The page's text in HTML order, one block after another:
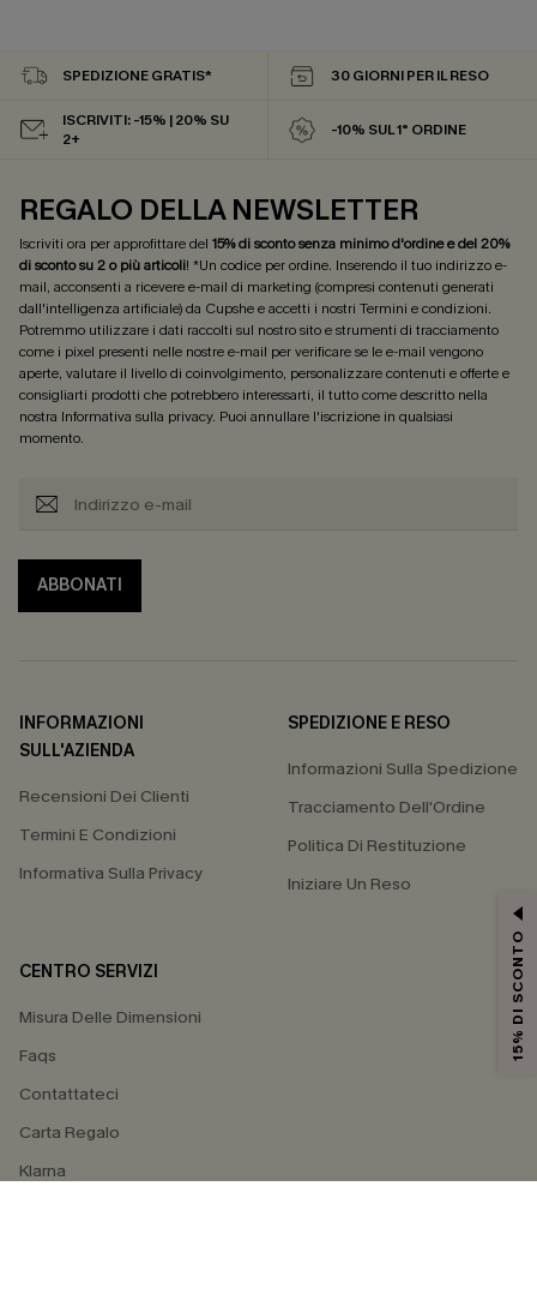
SPEDIZIONE GRATIS* 30 GIORNI PER IL RESO
ISCRIVITI: -15% | 20% SU
2+
-10% SUL 1° ORDINE
REGALO DELLA NEWSLETTER
Iscriviti ora per approfittare del 15% di sconto senza minimo d'ordine e del 20%
di sconto su 2 o più articoli! *Un codice per ordine. Inserendo il tuo indirizzo e-
mail, acconsenti a ricevere e-mail di marketing (compresi contenuti generati
dall'intelligenza artificiale) da Cupshe e accetti i nostri Termini e condizioni.
Potremmo utilizzare i dati raccolti sul nostro sito e strumenti di tracciamento
come i pixel presenti nelle nostre e-mail per verificare se le e-mail vengono
aperte, valutare il livello di coinvolgimento, personalizzare contenuti e offerte e
consigliarti prodotti che potrebbero interessarti, il tutto come descritto nella
nostra Informativa sulla privacy. Puoi annullare l'iscrizione in qualsiasi
momento.
ABBONATI
INFORMAZIONI
SULL'AZIENDA
Recensioni Dei Clienti
Termini E Condizioni
Informativa Sulla Privacy
SPEDIZIONE E RESO
Informazioni Sulla Spedizione
Tracciamento Dell'Ordine
Politica Di Restituzione
Iniziare Un Reso
CENTRO SERVIZI
Misura Delle Dimensioni
Faqs
Contattateci
Carta Regalo
Klarna
15% DI SCONTO